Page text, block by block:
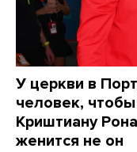
У церкви в
человек,
Криштиану
женится не он